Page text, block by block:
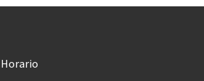
Horario